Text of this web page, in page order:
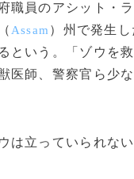
員のアシット・
Assam ）州で発生
という。「ゾウを
医師、警察官ら少
立っていられな